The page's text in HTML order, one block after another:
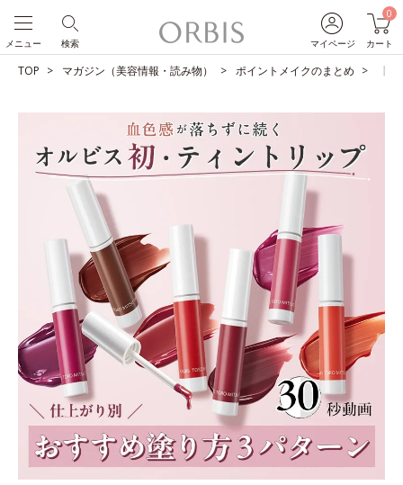
マイページ
0
カート
検索
メニュー
TOP マガジン（美容情報・読み物） ポイントメイクのまとめ 【